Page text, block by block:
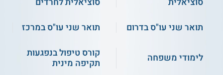
תואר שני עו"ס בדרום
תואר שני עו"ס במרכז
לימודי משפחה
קורס טיפול בנפגעות
תקיפה מינית